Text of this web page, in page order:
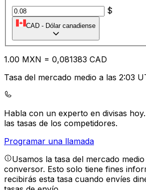
$
CAD - Dólar canadiense
1.00 MXN = 0,081383 CAD
Tasa del mercado medio a las 2:03
Habla con un experto en divisas hoy.
las tasas de los competidores.
Programar una llamada
Usamos la tasa del mercado
conversor. Esto solo tiene fines
recibirás esta tasa cuando envíes